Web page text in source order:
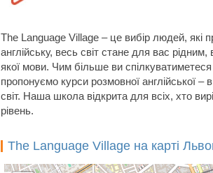
The Language Village – це вибір людей,
англійську, весь світ стане для вас
якої мови. Чим більше ви
пропонуємо курси розмовної англійської
світ. Наша школа відкрита для всіх, хто
рівень.
The Language Village на карті